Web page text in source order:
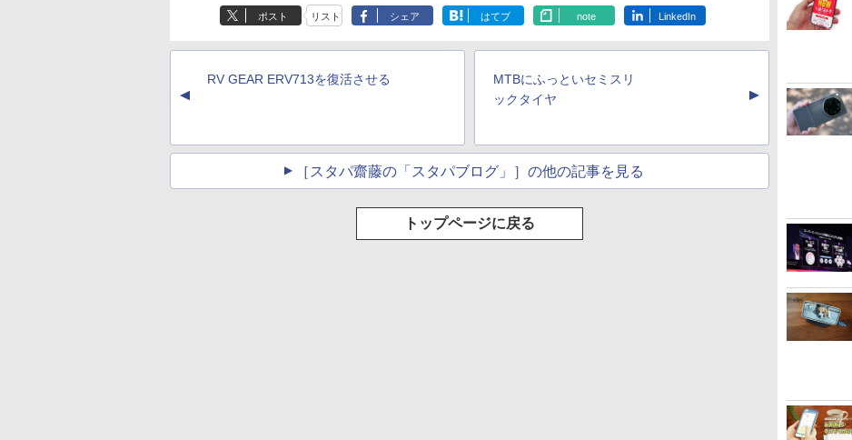
ポスト リスト シェア はてブ note LinkedIn
▲
RV GEAR ERV713を復活させる
MTBにふっといセミスリ
ックタイヤ
▲
［スタパ齋藤の「スタパブログ」］の他の記事を見る
トップページに戻る